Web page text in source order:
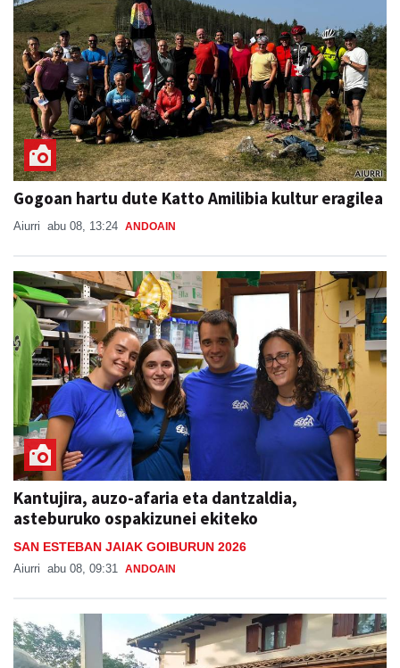
Gogoan hartu dute Katto Amilibia kultur eragilea
Aiurri abu 08, 13:24 ANDOAIN
Kantujira, auzo-afaria eta dantzaldia,
asteburuko ospakizunei ekiteko
SAN ESTEBAN JAIAK GOIBURUN 2026
Aiurri abu 08, 09:31 ANDOAIN